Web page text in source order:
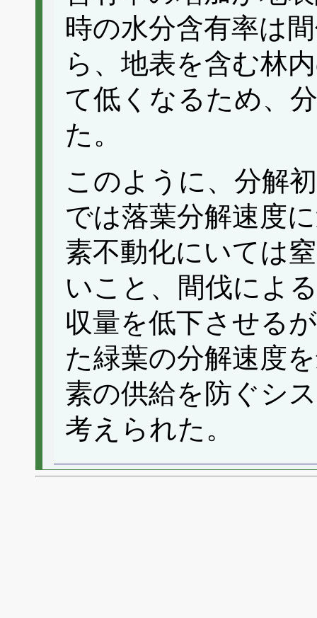
時の水分含有率は
ら、地表を含む林
て低くなるため、
た。
このように、分解
では落葉分解速度
素不動化にいては
いこと、間伐によ
収量を低下させる
た緑葉の分解速度
素の供給を防ぐシ
考えられた。